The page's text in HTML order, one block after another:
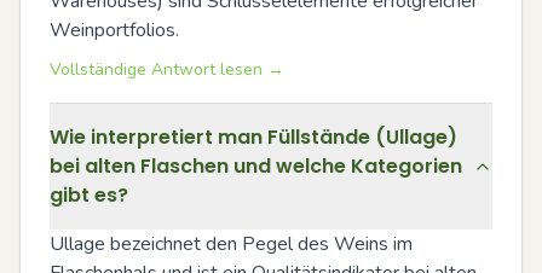
Weinportfolios.
Vollständige Antwort lesen →
Wie interpretiert man Füllstände (Ullage)
bei alten Flaschen und welche Kategorien
gibt es?
Ullage bezeichnet den Pegel des Weins im